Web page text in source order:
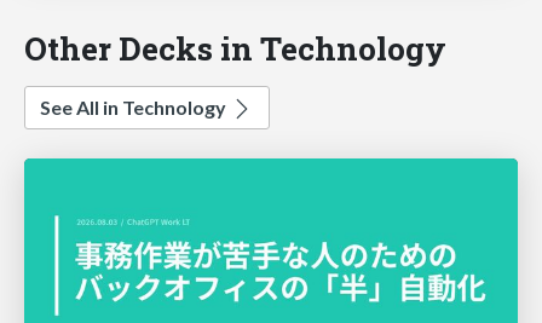
Other Decks in Technology
See All in Technology